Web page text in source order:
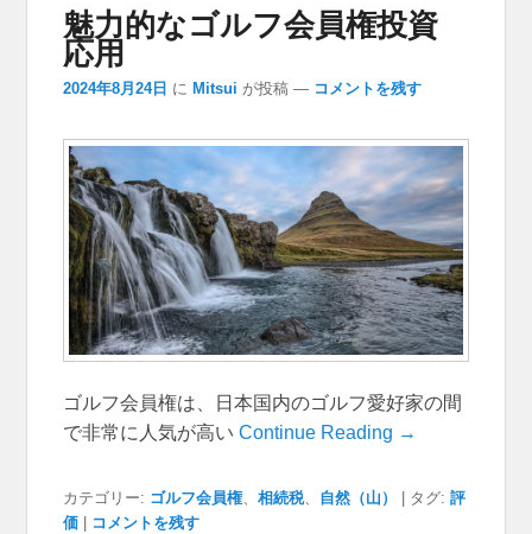
魅力的なゴルフ会員権投資
応用
2024年8月24日 に Mitsui が投稿 — コメントを残す
ゴルフ会員権は、日本国内のゴルフ愛好家の間
で非常に人気が高いContinue Reading →
カテゴリー: ゴルフ会員権、相続税、 自然（山） タグ: 評
価
コメントを残す